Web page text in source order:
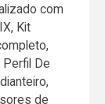
com
Kit
Perfil De
de